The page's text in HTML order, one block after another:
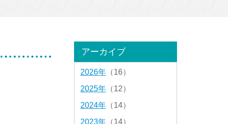
アーカイブ
2026年 （16）
2025年 （12）
2024年 （14）
2023年 （14）